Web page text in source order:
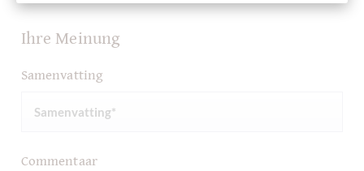
Ihre Meinung
Samenvatting
Commentaar